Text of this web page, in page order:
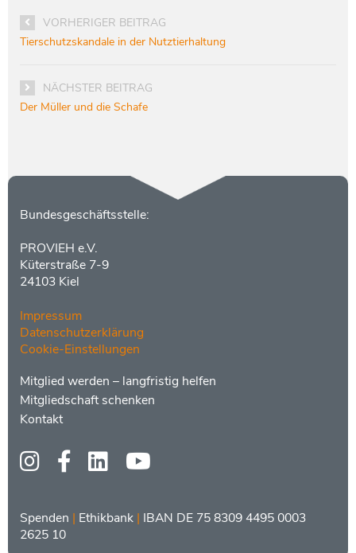
VORHERIGER BEITRAG
Tierschutzskandale in der Nutztierhaltung
NÄCHSTER BEITRAG
Der Müller und die Schafe
Kontakt
Bundesgeschäftsstelle:
PROVIEH e.V.
Küterstraße 7-9
24103 Kiel
Impressum
Datenschutzerklärung
Cookie-Einstellungen
Menüs
Footer
2
Mitglied werden – langfristig helfen
Mitgliedschaft schenken
Kontakt
Social
Media
Bankdaten
Spenden | Ethikbank | IBAN DE 75 8309 4495 0003
2625 10